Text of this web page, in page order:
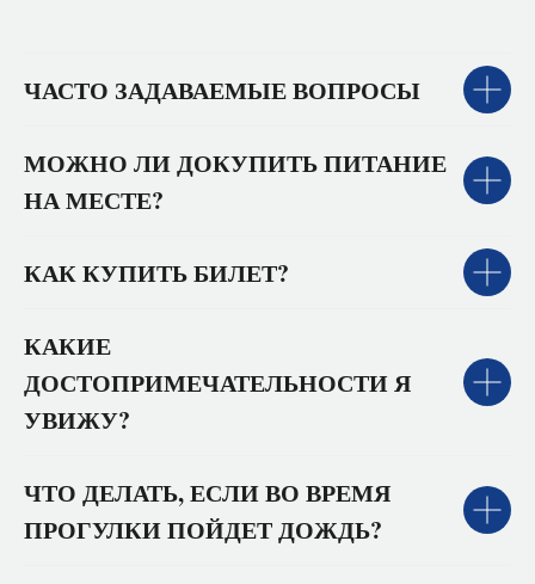
ЧАСТО ЗАДАВАЕМЫЕ ВОПРОСЫ
МОЖНО ЛИ ДОКУПИТЬ ПИТАНИЕ
НА МЕСТЕ?
КАК КУПИТЬ БИЛЕТ?
КАКИЕ
ДОСТОПРИМЕЧАТЕЛЬНОСТИ Я
УВИЖУ?
ЧТО ДЕЛАТЬ, ЕСЛИ ВО ВРЕМЯ
ПРОГУЛКИ ПОЙДЕТ ДОЖДЬ?